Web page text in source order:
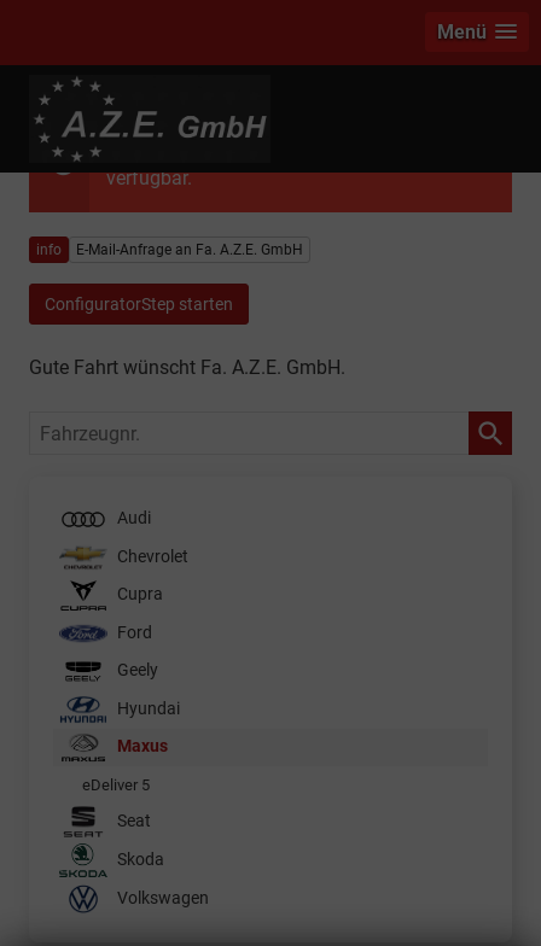
Menü
verfügbar.
info E-Mail-Anfrage an Fa. A.Z.E. GmbH
ConfiguratorStep starten
Gute Fahrt wünscht Fa. A.Z.E. GmbH.
Fahrzeugnr.
Audi
Chevrolet
Cupra
Ford
Geely
Hyundai
Maxus
eDeliver 5
Seat
Skoda
Volkswagen